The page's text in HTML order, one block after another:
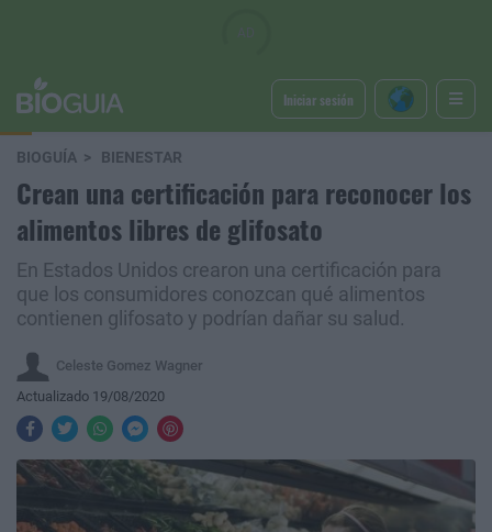
Iniciar sesión
BIOGUÍA BIENESTAR
Crean una certificación para reconocer los
alimentos libres de glifosato
En Estados Unidos crearon una certificación para
que los consumidores conozcan qué alimentos
contienen glifosato y podrían dañar su salud.
Celeste Gomez Wagner
Actualizado 19/08/2020